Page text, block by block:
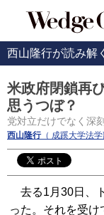
西山隆行が読み解
米政府閉鎖再
思うつぼ？
党対立だけでなく深
西山隆行（ 成蹊大学法学
去る1月30日、
った。それを受